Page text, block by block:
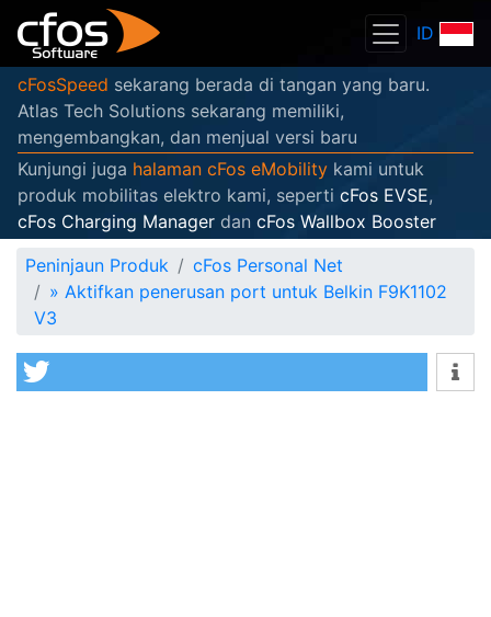
ID
cFosSpeed sekarang berada di tangan yang baru.
Atlas Tech Solutions sekarang memiliki,
mengembangkan, dan menjual versi baru
Kunjungi juga halaman cFos eMobility kami untuk
produk mobilitas elektro kami, seperti cFos EVSE,
cFos Charging Manager dan cFos Wallbox Booster
Peninjaun Produk
cFos Personal Net
» Aktifkan penerusan port untuk Belkin F9K1102
V3